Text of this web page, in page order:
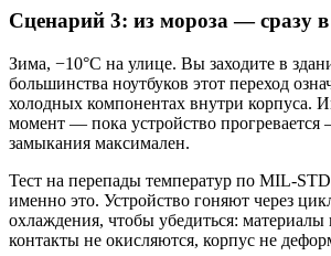
Сценарий 3: из мороза — сразу
Зима, −10°C на улице. Вы заходите в
большинства ноутбуков этот переход
холодных компонентах внутри корпуса.
момент — пока устройство прогревается
замыкания максимален.
Тест на перепады температур по MIL-
именно это. Устройство гоняют через
охлаждения, чтобы убедиться: материалы
контакты не окисляются, корпус не